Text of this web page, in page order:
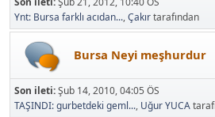
Ynt: Bursa farklı acıdan...,Çakırtarafından
Bursa Neyi meşhurdur
Son ileti:Şub 14, 2010, 04:05 ÖS
TAŞINDI: gurbetdeki geml..., Uğur YUCA